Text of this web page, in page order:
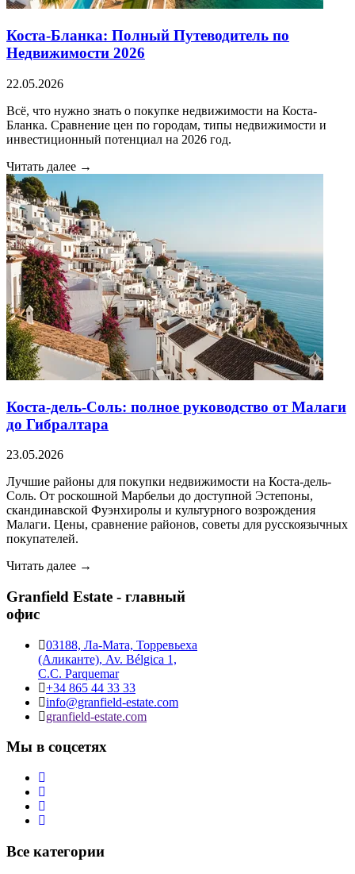
Коста-Бланка: Полный Путеводитель по
Недвижимости 2026
22.05.2026
Всё, что нужно знать о покупке недвижимости на Коста-
Бланка. Сравнение цен по городам, типы недвижимости и
инвестиционный потенциал на 2026 год.
Читать далее →
Коста-дель-Соль: полное руководство от Малаги
до Гибралтара
23.05.2026
Лучшие районы для покупки недвижимости на Коста-дель-
Соль. От роскошной Марбельи до доступной Эстепоны,
скандинавской Фуэнхиролы и культурного возрождения
Малаги. Цены, сравнение районов, советы для русскоязычных
покупателей.
Читать далее →
Granfield Estate - главный
офис
03188, Ла-Мата, Торревьеха
(Аликанте), Av. Bélgica 1,
C.C. Parquemar
+34 865 44 33 33
info@granfield-estate.com
granfield-estate.com
Мы в соцсетях
Все категории